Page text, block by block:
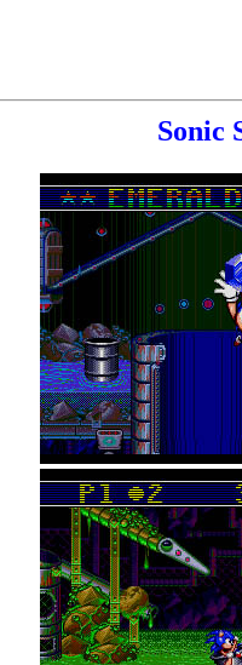
Sonic